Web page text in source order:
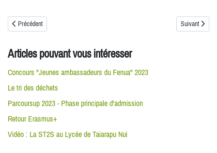
Article précédent : Première édition du job & stage dating
Précédent Article suivant
Suivant
Articles pouvant vous intéresser
Concours "Jeunes ambassadeurs du Fenua" 2023
Le tri des déchets
Parcoursup 2023 - Phase principale d'admission
Retour Erasmus+
Vidéo : La ST2S au Lycée de Taiarapu Nui